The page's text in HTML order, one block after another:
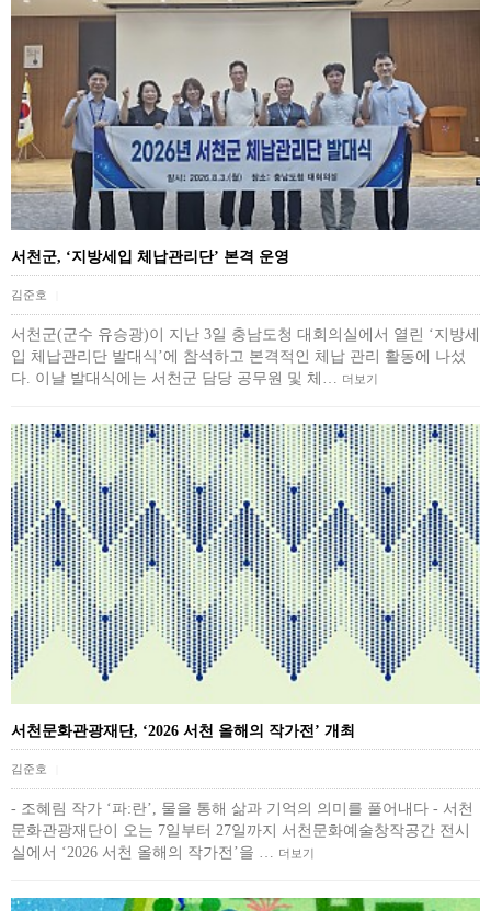
서천군, ‘지방세입 체납관리단’ 본격 운영
김준호
서천군(군수 유승광)이 지난 3일 충남도청 대회의실에서 열린 ‘지방세
입 체납관리단 발대식’에 참석하고 본격적인 체납 관리 활동에 나섰
다. 이날 발대식에는 서천군 담당 공무원 및 체…
더보기
서천문화관광재단, ‘2026 서천 올해의 작가전’ 개최
김준호
- 조혜림 작가 ‘파:란’, 물을 통해 삶과 기억의 의미를 풀어내다 - 서천
문화관광재단이 오는 7일부터 27일까지 서천문화예술창작공간 전시
실에서 ‘2026 서천 올해의 작가전’을 … 더보기